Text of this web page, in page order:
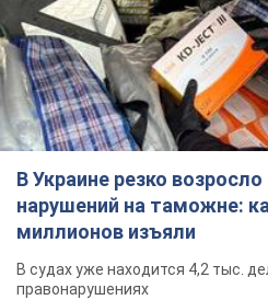
В Украине резко
нарушений на таможне:
миллионов изъяли
В судах уже находится 4,2 тыс.
правонарушениях